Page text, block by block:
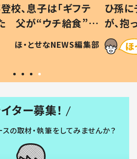
校、息子は「ギフテ
た 父が“ウチ給食”を
理由とは #令和の親
ほ・とせなNEWS編集部
ひ孫
が、
「涙が
い」
ター募集！
の取材・執筆をしてみませんか？